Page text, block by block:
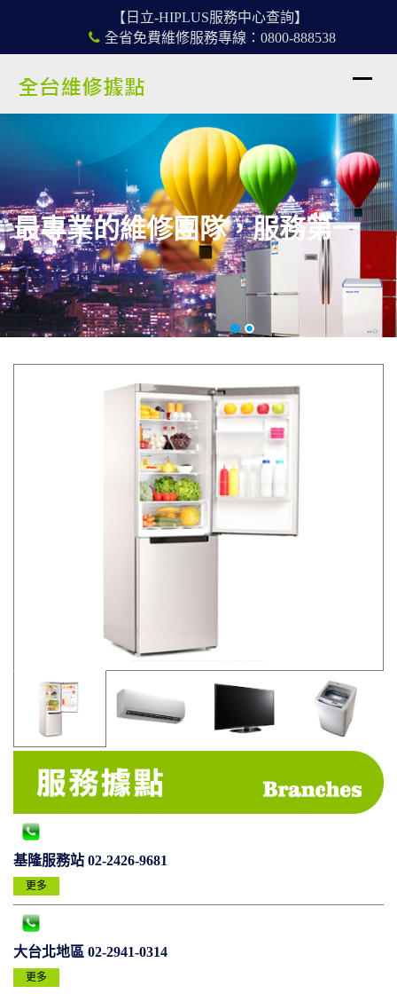
【日立-HIPLUS服務中心查詢】
全省免費維修服務專線：0800-888538
最專業的維修團隊，服務第一
基隆服務站 02-2426-9681
更多
大台北地區 02-2941-0314
更多